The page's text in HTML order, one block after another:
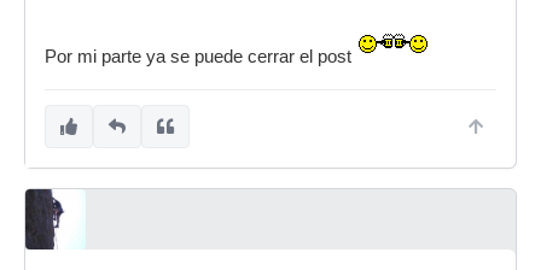
Por mi parte ya se puede cerrar el post